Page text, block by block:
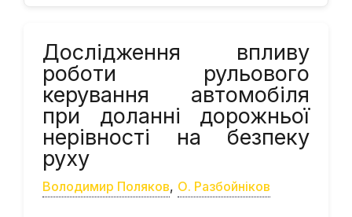
Дослідження впливу
роботи рульового
керування автомобіля
при доланні дорожньої
нерівності на безпеку
руху
Володимир Поляков, О. Разбойніков